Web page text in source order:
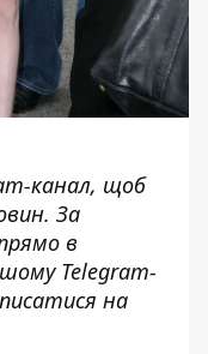
канал, щоб
За
в
Telegram-
на